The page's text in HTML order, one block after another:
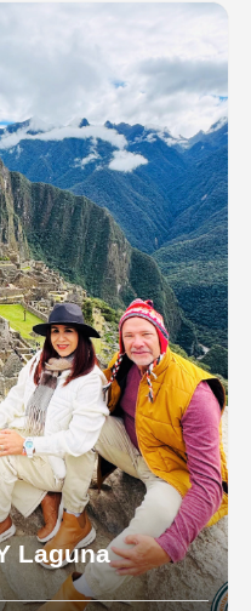
Laguna